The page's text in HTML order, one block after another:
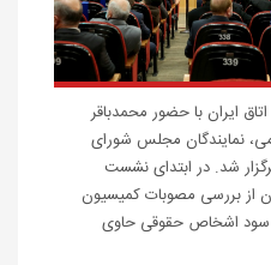
ایران با حضور محمدباقر
نمایندگان مجلس شورای
شد. در ابتدای نشست
از بررسی مصوبات کمیسیون
سود اشخاص حقوقی حاوی